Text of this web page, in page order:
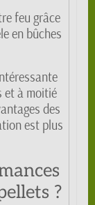
feu grâce
en bûches
et à moitié
des
est plus
?